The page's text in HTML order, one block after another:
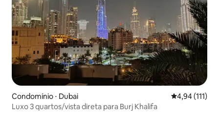
Condomínio ⋅ Dubai 4,94 de uma
4,94 (111)
Luxo 3 quartos/vista direta para Burj Khalifa